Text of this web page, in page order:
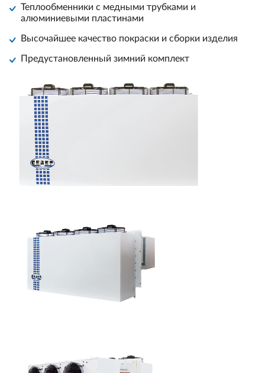
Теплообменники с медными трубками и
алюминиевыми пластинами
Высочайшее качество покраски и сборки изделия
Предустановленный зимний комплект